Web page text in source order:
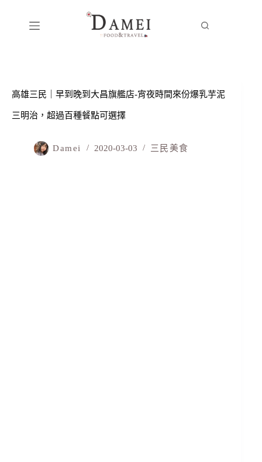
高雄三民｜早到晚到大昌旗艦店-宵夜時間來份爆乳芋泥
三明治，超過百種餐點可選擇
Damei 2020-03-03 三民美食